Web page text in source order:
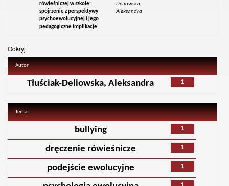
rówieśniczej w szkole:
spojrzenie z perspektywy
psychoewolucyjnej i jego
pedagogiczne implikacje
Deliowska,
Aleksandra
Odkryj
Autor
1
Tłuściak-Deliowska, Aleksandra
Temat
1
bullying
1
dręczenie rówieśnicze
1
podejście ewolucyjne